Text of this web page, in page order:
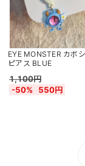
EYE MONSTER カボ
ピアス BLUE
1,100円
-50%
550円